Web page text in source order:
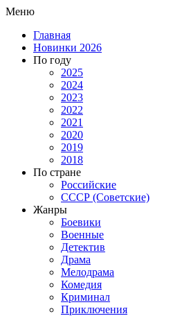
Меню
Главная
Новинки 2026
По году
2025
2024
2023
2022
2021
2020
2019
2018
По стране
Российские
СССР (Советские)
Жанры
Боевики
Военные
Детектив
Драма
Мелодрама
Комедия
Криминал
Приключения